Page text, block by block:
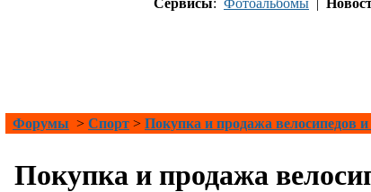
Сервисы: Фотоальбомы |
Форумы > Спорт > Покупка и продажа велосипедов и
Покупка и продажа